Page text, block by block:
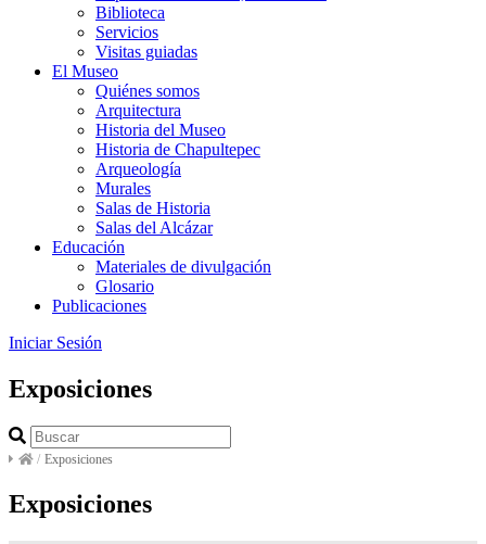
Biblioteca
Servicios
Visitas guiadas
El Museo
Quiénes somos
Arquitectura
Historia del Museo
Historia de Chapultepec
Arqueología
Murales
Salas de Historia
Salas del Alcázar
Educación
Materiales de divulgación
Glosario
Publicaciones
Iniciar Sesión
Exposiciones
/ Exposiciones
Exposiciones